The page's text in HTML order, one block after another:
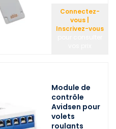
Connectez-
vous |
Inscrivez-vous
Module de
contrôle
Avidsen pour
volets
roulants